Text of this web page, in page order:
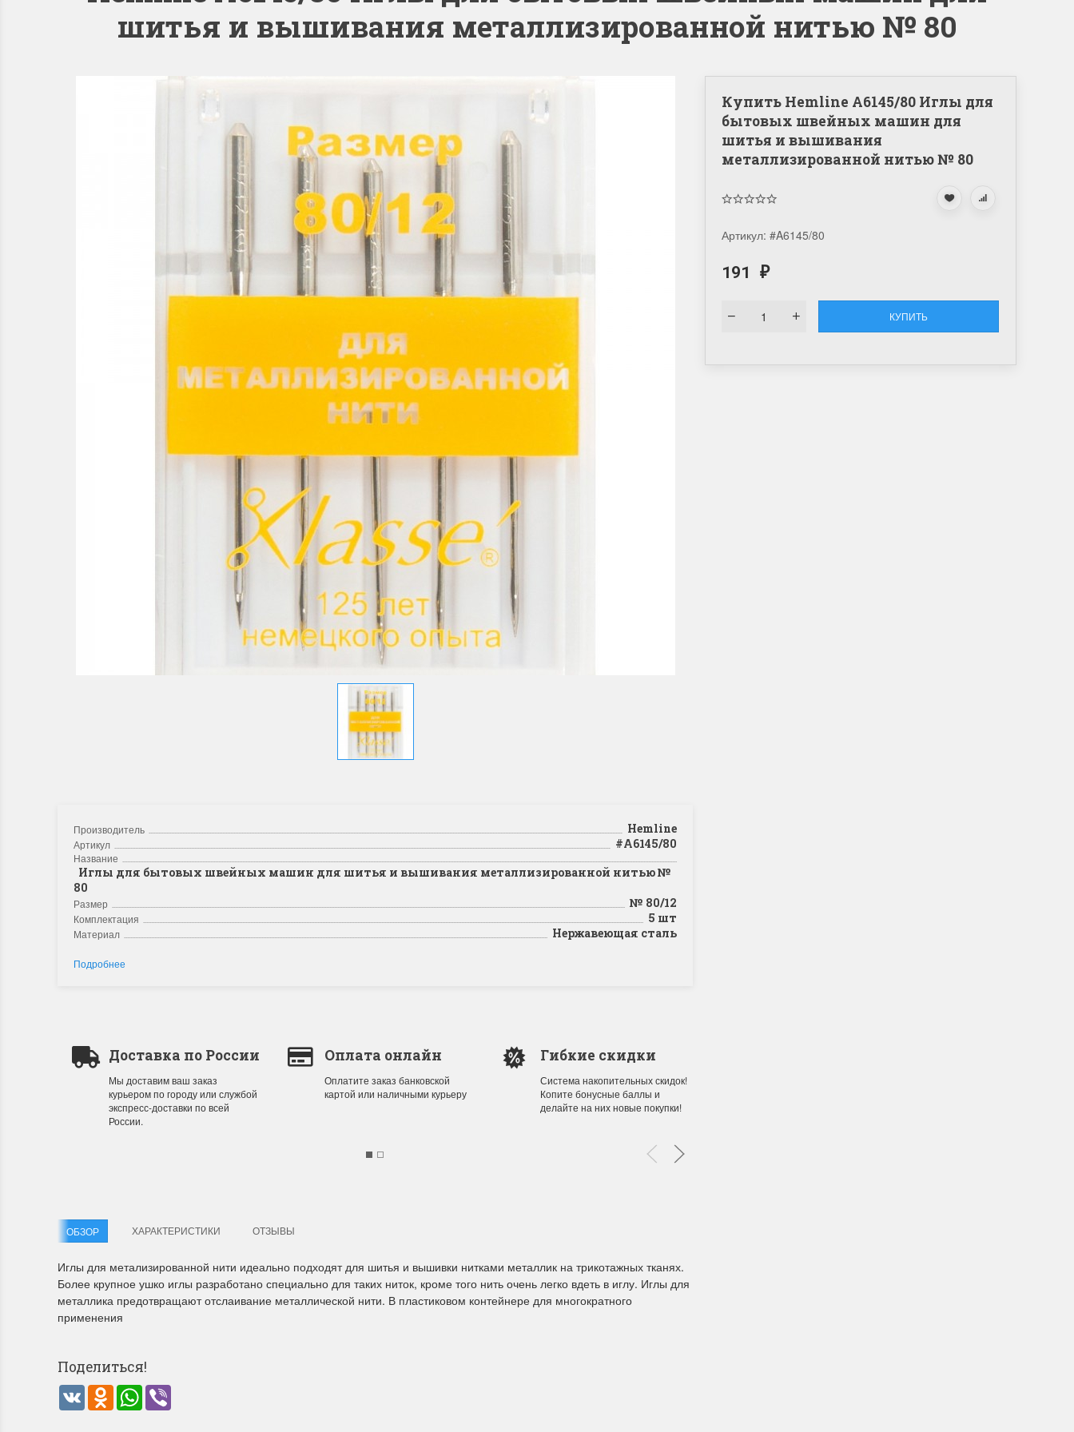
Летние Скидки
Анастасия Туманова
На сайте пополнение наборов Dimensions
На склад приехали новинки от всеми
шитья и вышивания металлизированной нитью № 80
Производитель Hemline
Артикул #A6145/80
Название
Иглы для бытовых швейных машин для шитья и вышивания металлизированной нитью №
80
Размер № 80/12
Комплектация 5 шт
Материал Нержавеющая сталь
Подробнее
Доставка по России
Мы доставим ваш заказ
курьером по городу или службой
экспресс-доставки по всей
России.
Оплата онлайн
Оплатите заказ банковской
картой или наличными курьеру
Гибкие скидки
Система накопительных скидок!
Копите бонусные баллы и
делайте на них новые покупки!
ОБЗОР ХАРАКТЕРИСТИКИ ОТЗЫВЫ
Иглы для метализированной нити идеально подходят для шитья и вышивки нитками металлик на трикотажных тканях.
Более крупное ушко иглы разработано специально для таких ниток, кроме того нить очень легко вдеть в иглу. Иглы для
металлика предотвращают отслаивание металлической нити. В пластиковом контейнере для многократного
применения
Поделиться!
VK Odnoklassniki
WhatsApp
Купить Hemline A6145/80 Иглы для
бытовых швейных машин для
шитья и вышивания
металлизированной нитью № 80
Артикул: #A6145/80
191 ₽
КУПИТЬ